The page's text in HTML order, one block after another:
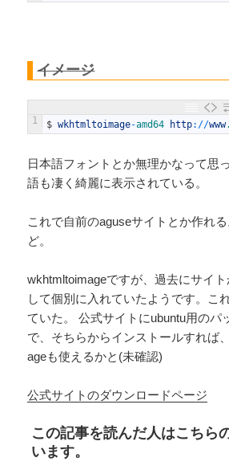
イメージ
1 $ wkhtmltoimage-amd64 http: //www
日本語フォントとか無理かなって思
語も凄く綺麗に表示されている。
これで自前のaguseサイトとか作れ
ど。
wkhtmltoimageですが、過去にサイ
して個別に入れていたようです。こ
ていた。 公式サイトにubuntu用のパ
で、そちらからインストールすれば
ageも使えるかと(未確認)
公式サイトのダウンロードページ
この記事を読んだ人はこちら
います。